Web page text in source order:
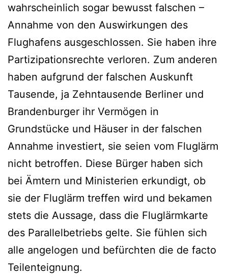
wahrscheinlich sogar bewusst falschen –
Annahme von den Auswirkungen des
Flughafens ausgeschlossen. Sie haben ihre
Partizipationsrechte verloren. Zum anderen
haben aufgrund der falschen Auskunft
Tausende, ja Zehntausende Berliner und
Brandenburger ihr Vermögen in
Grundstücke und Häuser in der falschen
Annahme investiert, sie seien vom Fluglärm
nicht betroffen. Diese Bürger haben sich
bei Ämtern und Ministerien erkundigt, ob
sie der Fluglärm treffen wird und bekamen
stets die Aussage, dass die Fluglärmkarte
des Parallelbetriebs gelte. Sie fühlen sich
alle angelogen und befürchten die de facto
Teilenteignung.